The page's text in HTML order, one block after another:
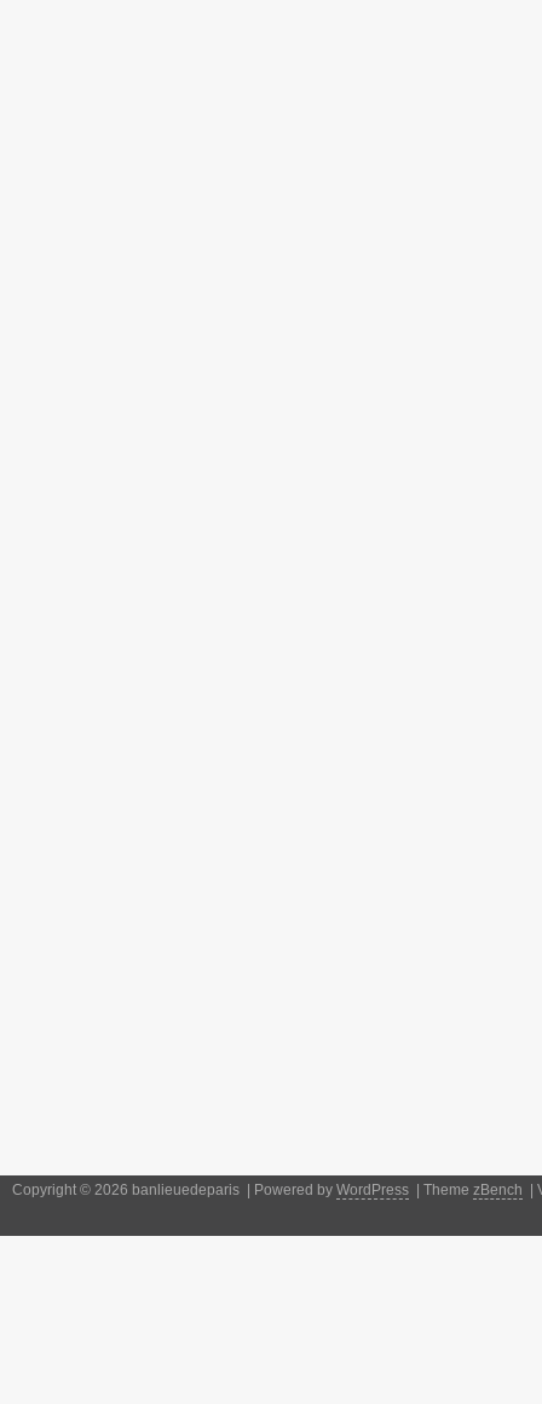
Copyright © 2026 banlieuedeparis | Powered by WordPress | Theme zBench |